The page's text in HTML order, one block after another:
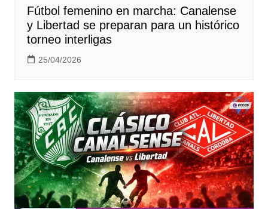
Fútbol femenino en marcha: Canalense
y Libertad se preparan para un histórico
torneo interligas
25/04/2026